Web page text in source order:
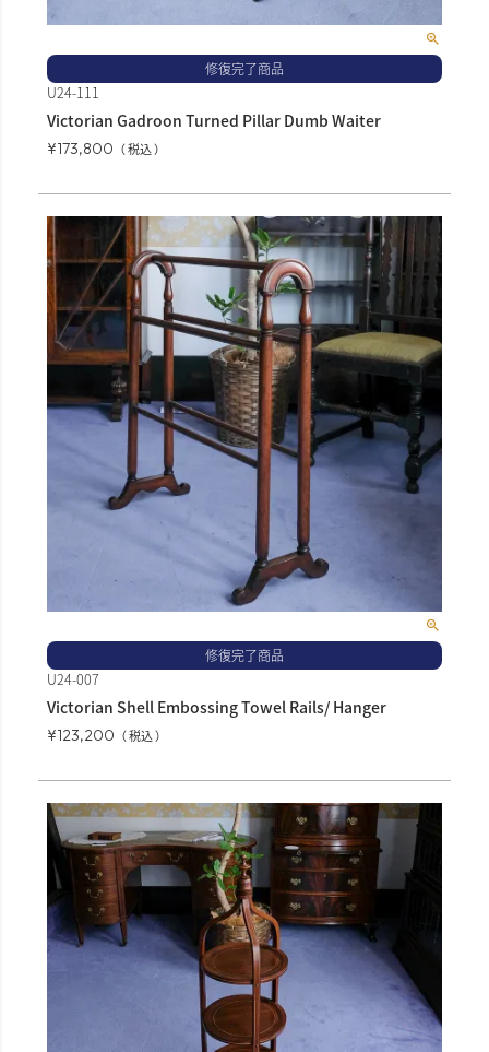
修復完了商品
U24-111
Victorian Gadroon Turned Pillar Dumb Waiter
¥173,800 税込
修復完了商品
U24-007
Victorian Shell Embossing Towel Rails/ Hanger
¥123,200 税込